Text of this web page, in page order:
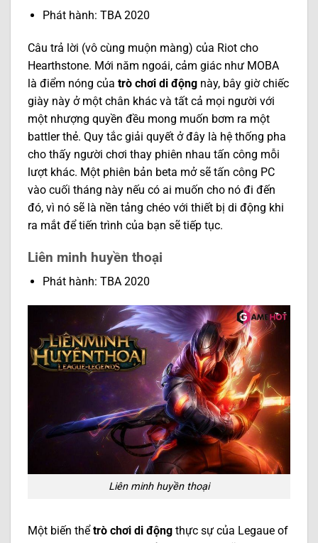
Phát hành: TBA 2020
Câu trả lời (vô cùng muộn màng) của Riot cho
Hearthstone. Mới năm ngoái, cảm giác như MOBA
là điểm nóng của trò chơi di động này, bây giờ chiếc
giày này ở một chân khác và tất cả mọi người với
một nhượng quyền đều mong muốn bơm ra một
battler thẻ. Quy tắc giải quyết ở đây là hệ thống pha
cho thấy người chơi thay phiên nhau tấn công mỗi
lượt khác. Một phiên bản beta mở sẽ tấn công PC
vào cuối tháng này nếu có ai muốn cho nó đi đến
đó, vì nó sẽ là nền tảng chéo với thiết bị di động khi
ra mắt để tiến trình của bạn sẽ tiếp tục.
Liên minh huyền thoại
Phát hành: TBA 2020
Liên minh huyền thoại
Một biến thểtrò chơi di động thực sự của Legaue of